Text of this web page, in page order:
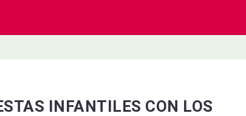
INFANTILES CON LOS